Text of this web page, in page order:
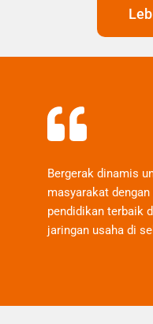
Bergerak dinamis
masyarakat
pendidikan terbaik
jaringan usaha di